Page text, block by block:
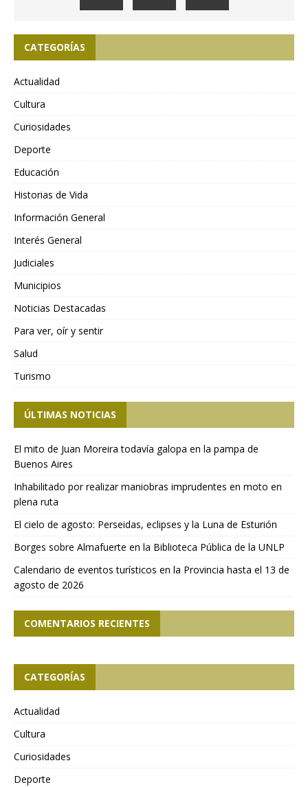
CATEGORÍAS
Actualidad
Cultura
Curiosidades
Deporte
Educación
Historias de Vida
Información General
Interés General
Judiciales
Municipios
Noticias Destacadas
Para ver, oír y sentir
Salud
Turismo
ÚLTIMAS NOTICIAS
El mito de Juan Moreira todavía galopa en la pampa de
Buenos Aires
Inhabilitado por realizar maniobras imprudentes en moto en
plena ruta
El cielo de agosto: Perseidas, eclipses y la Luna de Esturión
Borges sobre Almafuerte en la Biblioteca Pública de la UNLP
Calendario de eventos turísticos en la Provincia hasta el 13 de
agosto de 2026
COMENTARIOS RECIENTES
CATEGORÍAS
Actualidad
Cultura
Curiosidades
Deporte